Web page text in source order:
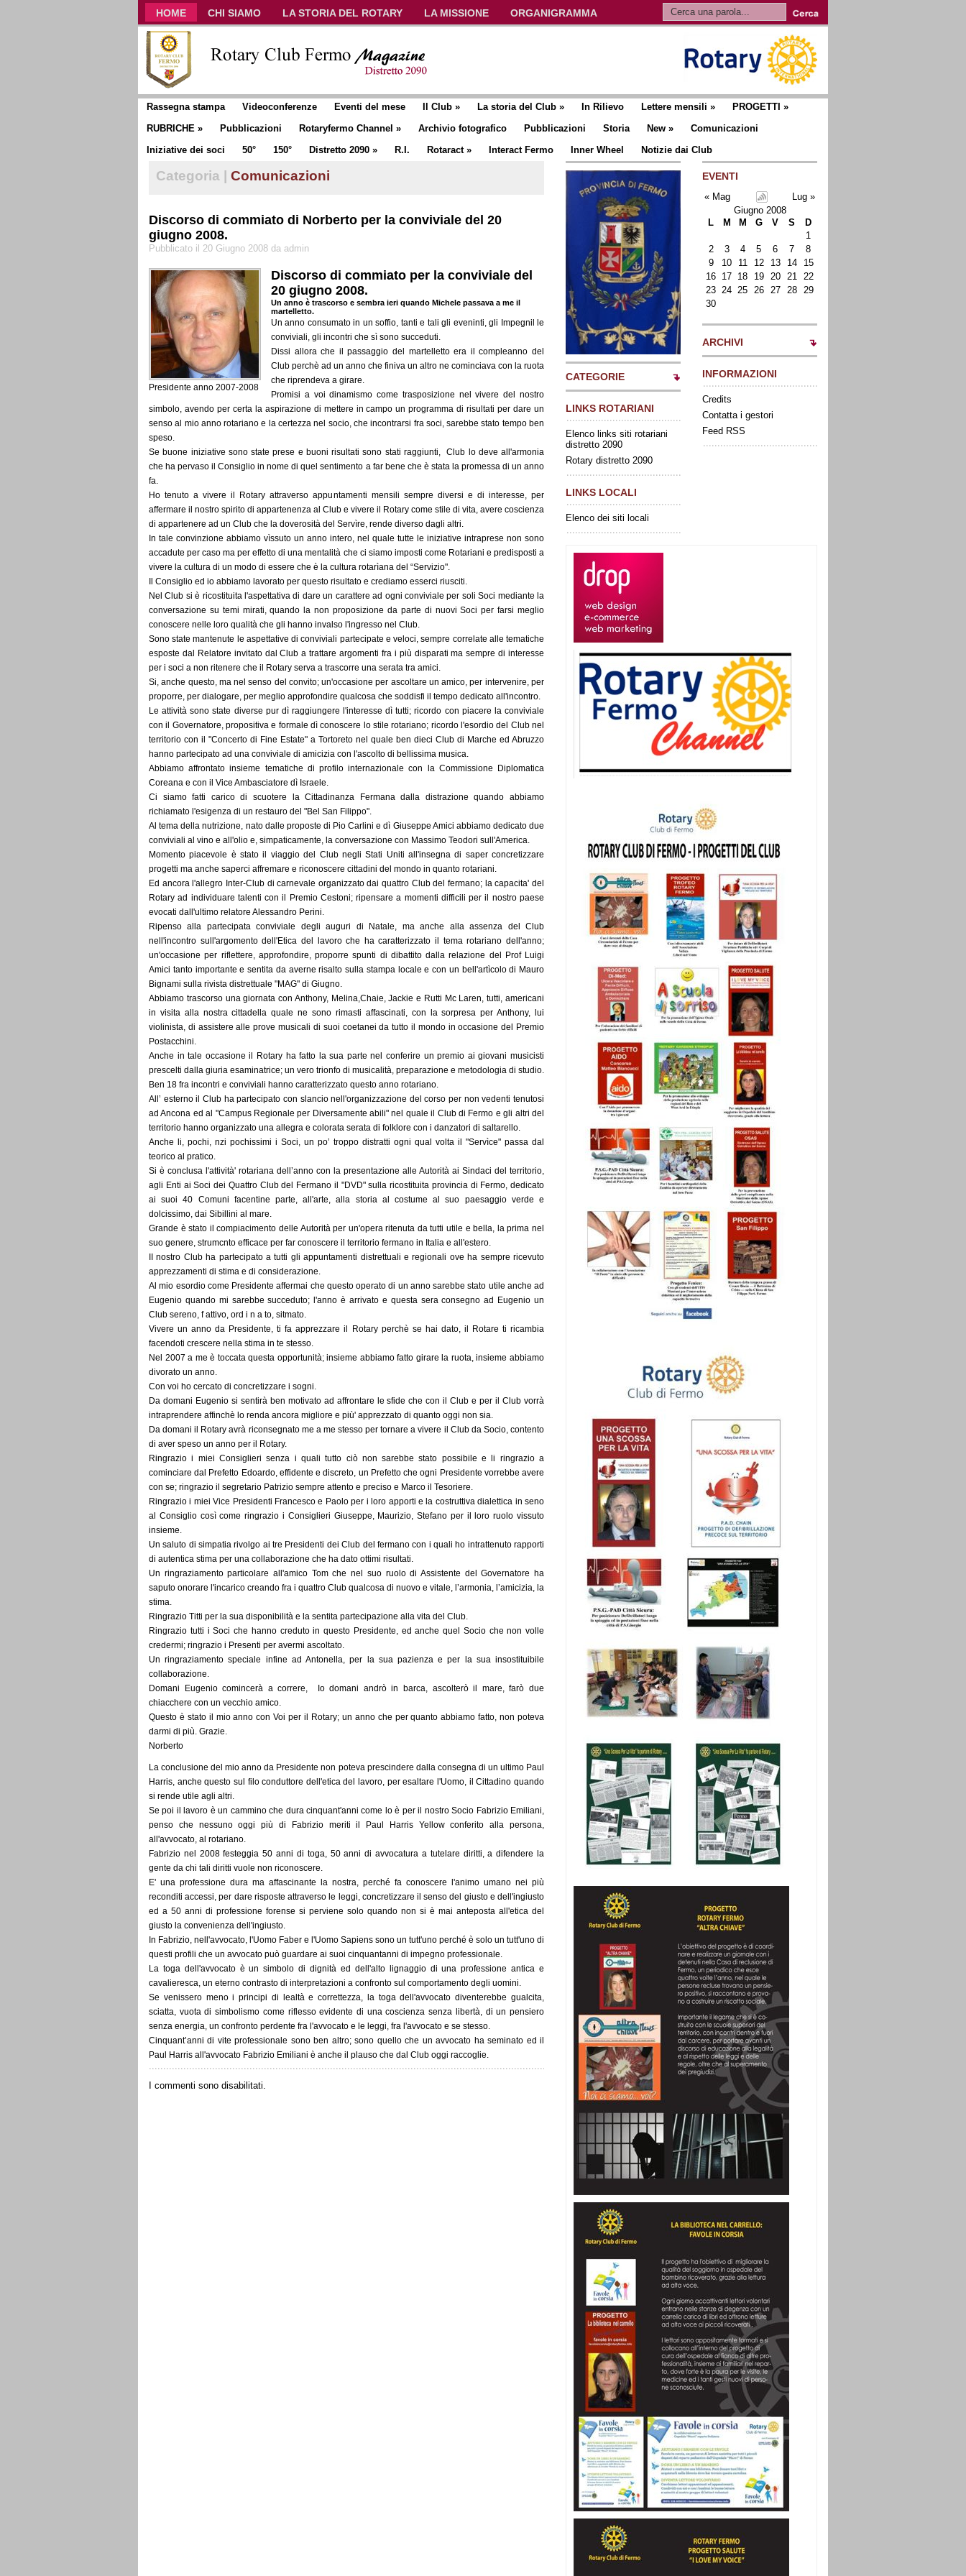
HOME CHI SIAMO LA STORIA DEL ROTARY LA MISSIONE
ORGANIGRAMMA
CLUB COMMUNICATOR
Rassegna stampa Videoconferenze Eventi del mese Il Club » La storia del Club » In Rilievo Lettere mensili » PROGETTI »
RUBRICHE » Pubblicazioni Rotaryfermo Channel » Archivio fotografico Pubblicazioni Storia New »
Comunicazioni
Iniziative dei soci
50° 150° Distretto 2090 » R.I. Rotaract» Interact Fermo Inner Wheel Notizie dai Club
Categoria | Comunicazioni
Discorso di commiato di Norberto per la conviviale del 20
giugno 2008.
Pubblicato il 20 Giugno 2008 da admin
Presidente anno 2007-2008
Discorso di commiato per la conviviale del
20 giugno 2008.
Un anno è trascorso e sembra ieri quando Michele passava a me il
martelletto.
Un anno consumato in un soffio, tanti e tali gli eveninti, gli Impegnil le
conviviali, gli incontri che sì sono succeduti.
Dissi allora che il passaggio del martelletto era il compleanno del
Club perchè ad un anno che finiva un altro ne cominciava con la ruota
che riprendeva a girare.
Promisi a voi dinamismo come trasposizione nel vivere del nostro
simbolo, avendo per certa la aspirazione di mettere in campo un programma di risultati per dare un
senso al mio anno rotariano e la certezza nel socio, che incontrarsi fra soci, sarebbe stato tempo ben
speso.
Se buone iniziative sono state prese e buoni risultati sono stati raggiunti, Club lo deve all'armonia
che ha pervaso il Consiglio in nome di quel sentimento a far bene che è stata la promessa di un anno
fa.
Ho tenuto a vivere il Rotary attraverso appuntamenti mensili sempre diversi e di interesse, per
affermare il nostro spirito di appartenenza al Club e vivere il Rotary come stile di vita, avere coscienza
di appartenere ad un Club che la doverosità del Servìre, rende diverso dagli altri.
In tale convinzione abbiamo vìssuto un anno intero, nel quale tutte le iniziative intraprese non sono
accadute per caso ma per effetto di una mentalità che ci siamo imposti come Rotariani e predisposti a
vivere la cultura di un modo di essere che è la cultura rotarìana del “Servizio".
Il Consiglio ed io abbiamo lavorato per questo risultato e crediamo esserci riusciti.
Nel Club si è ricostituita l'aspettativa di dare un carattere ad ogni conviviale per soli Soci mediante la
conversazione su temi mirati, quando la non proposizione da parte di nuovi Soci per farsi meglio
conoscere nelle loro qualità che gli hanno invalso l'ingresso nel Club.
Sono state mantenute le aspettative di conviviali partecipate e veloci, sempre correlate alle tematiche
esposte dal Relatore invitato dal Club a trattare argomenti fra i più disparati ma sempre di interesse
per i soci a non ritenere che il Rotary serva a trascorre una serata tra amici.
Si, anche questo, ma nel senso del convito; un'occasione per ascoltare un amico, per intervenire, per
proporre, per dialogare, per meglio approfondire qualcosa che soddisfi il tempo dedicato all'incontro.
Le attività sono state diverse pur dì raggiungere l'interesse dì tutti; ricordo con piacere la conviviale
con il Governatore, propositiva e formale dì conoscere lo stile rotariano; ricordo l'esordio del Club nel
territorio con il "Concerto di Fine Estate" a Tortoreto nel quale ben dieci Club di Marche ed Abruzzo
hanno partecipato ad una conviviale di amicizia con l'ascolto di bellissima musica.
Abbiamo affrontato insieme tematiche di profilo internazionale con la Commissione Diplomatica
Coreana e con il Vice Ambasciatore dì Israele.
Ci siamo fatti carico di scuotere la Cittadinanza Fermana dalla distrazione quando abbiamo
richiamato l'esigenza di un restauro del "Bel San Filippo".
Al tema della nutrizione, nato dalle proposte di Pio Carlini e dì Giuseppe Amici abbiamo dedicato due
conviviali al vino e all'olio e, simpaticamente, la conversazione con Massimo Teodori sull'America.
Momento piacevole è stato il viaggio del Club negli Stati Uniti all'insegna di saper concretizzare
progetti ma anche saperci affremare e riconoscere cittadini del mondo in quanto rotariani.
Ed ancora l'allegro Inter-Club di carnevale organizzato dai quattro Club del fermano; la capacita' del
Rotary ad individuare talenti con il Premio Cestoni; ripensare a momenti difficili per il nostro paese
evocati dall'ultimo relatore Alessandro Perini.
Ripenso alla partecipata conviviale degli auguri di Natale, ma anche alla assenza del Club
nell'incontro sull'argomento dell'Etica del lavoro che ha caratterizzato il tema rotariano dell'anno;
un'occasione per riflettere, approfondire, proporre spunti di dibattito dalla relazione del Prof Luigi
Amici tanto importante e sentita da averne risalto sulla stampa locale e con un bell'artìcolo di Mauro
Bignami sulla rivista distrettuale "MAG" di Giugno.
Abbiamo trascorso una giornata con Anthony, Melina,Chaie, Jackie e Rutti Mc Laren, tutti, americani
in visita alla nostra cittadella quale ne sono rimasti affascinati, con la sorpresa per Anthony, lui
violinista, di assistere alle prove musicali di suoi coetanei da tutto il mondo in occasione del Premio
Postacchini.
Anche in tale occasione il Rotary ha fatto la sua parte nel conferire un premio ai giovani musicisti
prescelti dalla giuria esaminatrice; un vero trionfo di musicalità, preparazione e metodologia di studio.
Ben 18 fra incontri e conviviali hanno caratterizzato questo anno rotariano.
All’ esterno il Club ha partecipato con slancio nell'organizzazione del corso per non vedenti tenutosi
ad Ancona ed al "Campus Regionale per Diversamente abili" nel quale il Club di Fermo e gli altri del
territorio hanno organizzato una allegra e colorata serata di folklore con i danzatori di saltarello.
Anche li, pochi, nzi pochissimi i Soci, un po’ troppo distratti ogni qual volta il "Servìce" passa dal
teorico al pratico.
Si è conclusa l'attività' rotariana dell’anno con la presentazione alle Autorità ai Sindaci del territorio,
agli Enti ai Soci dei Quattro Club del Fermano il "DVD" sulla ricostituita provincia di Fermo, dedicato
ai suoi 40 Comuni facentine parte, all'arte, alla storia al costume al suo paesaggio verde e
dolcissimo, dai Sibillini al mare.
Grande è stato il compiacimento delle Autorità per un'opera ritenuta da tutti utile e bella, la prima nel
suo genere, strumcnto efficace per far conoscere il territorio fermano in Italia e all'estero.
II nostro Club ha partecipato a tutti gli appuntamenti distrettuali e regionali ove ha sempre ricevuto
apprezzamenti di stima e di considerazione.
Al mio esordio come Presidente affermai che questo operato di un anno sarebbe stato utile anche ad
Eugenio quando mi sarebbe succeduto; l'anno è arrivato e questa sera consegno ad Eugenio un
Club sereno, f attivo, ord i n a to, sitmato.
Vivere un anno da Presidente, ti fa apprezzare il Rotary perchè se hai dato, il Rotare ti ricambia
facendoti crescere nella stima in te stesso.
Nel 2007 a me è toccata questa opportunità; insieme abbiamo fatto girare la ruota, insieme abbiamo
divorato un anno.
Con voi ho cercato di concretizzare i sogni.
Da domani Eugenio si sentirà ben motivato ad affrontare le sfide che con il Club e per il Club vorrà
intraprendere affinchè lo renda ancora migliore e più' apprezzato di quanto oggi non sia.
Da domani il Rotary avrà riconsegnato me a me stesso per tornare a vivere il Club da Socio, contento
di aver speso un anno per il Rotary.
Ringrazio i miei Consiglieri senza i quali tutto ciò non sarebbe stato possibile e li ringrazio a
cominciare dal Prefetto Edoardo, effidente e discreto, un Prefetto che ogni Presidente vorrebbe avere
con se; ringrazio il segretario Patrizio sempre attento e preciso e Marco il Tesoriere.
Ringrazio i miei Vice Presidenti Francesco e Paolo per i loro apporti e la costruttiva dialettica in seno
al Consiglio così come ringrazio i Consiglieri Giuseppe, Maurizio, Stefano per il loro ruolo vissuto
insieme.
Un saluto di simpatia rivolgo ai tre Presidenti dei Club del fermano con i quali ho intrattenuto rapporti
di autentica stima per una collaborazione che ha dato ottimi risultati.
Un ringraziamento particolare all'amico Tom che nel suo ruolo di Assistente del Governatore ha
saputo onorare l'incarico creando fra i quattro Club qualcosa di nuovo e vitale, l’armonia, l’amicizia, la
stima.
Ringrazio Titti per la sua disponibilità e la sentita partecipazione alla vita del Club.
Ringrazio tutti i Soci che hanno creduto in questo Presidente, ed anche quel Socio che non volle
credermi; ringrazio i Presenti per avermi ascoltato.
Un ringraziamento speciale infine ad Antonella, per la sua pazienza e per la sua insostituibile
collaborazione.
Domani Eugenio comincerà a correre, Io domani andrò in barca, ascolterò il mare, farò due
chiacchere con un vecchio amico.
Questo è stato il mio anno con Voi per il Rotary; un anno che per quanto abbiamo fatto, non poteva
darmi di più. Grazie.
Norberto
La conclusione del mio anno da Presidente non poteva prescindere dalla consegna di un ultimo Paul
Harris, anche questo sul filo conduttore dell'etica del lavoro, per esaltare l'Uomo, il Cittadino quando
si rende utile agli altri.
Se poi il lavoro è un cammino che dura cinquant'anni come lo è per il nostro Socio Fabrizio Emiliani,
penso che nessuno oggi più di Fabrizio meriti il Paul Harris Yellow conferito alla persona,
all'avvocato, al rotariano.
Fabrizio nel 2008 festeggia 50 anni di toga, 50 anni di avvocatura a tutelare diritti, a difendere la
gente da chi tali diritti vuole non riconoscere.
E' una professione dura ma affascinante la nostra, perché fa conoscere l'animo umano nei più
reconditi accessi, per dare risposte attraverso le leggi, concretizzare il senso del giusto e dell'ingiusto
ed a 50 anni di professione forense si perviene solo quando non si è mai anteposta all'etica del
giusto la convenienza dell'ingiusto.
In Fabrizio, nell'avvocato, l'Uomo Faber e l'Uomo Sapiens sono un tutt'uno perché è solo un tutt'uno di
questi profili che un avvocato può guardare ai suoi cinquantanni di impegno professionale.
La toga dell'avvocato è un simbolo di dignità ed dell'alto lignaggio di una professione antica e
cavalieresca, un eterno contrasto di interpretazioni a confronto sul comportamento degli uomini.
Se venissero meno i principi di lealtà e correttezza, la toga dell'avvocato diventerebbe gualcita,
sciatta, vuota di simbolismo come riflesso evidente di una coscienza senza libertà, di un pensiero
senza energia, un confronto perdente fra l'avvocato e le leggi, fra l'avvocato e se stesso.
Cinquant’anni di vite professionale sono ben altro; sono quello che un avvocato ha seminato ed il
Paul Harris all'avvocato Fabrizio Emiliani è anche il plauso che dal Club oggi raccoglie.
I commenti sono disabilitati.
CATEGORIE
LINKS ROTARIANI
Elenco links siti rotariani
distretto 2090
Rotary distretto 2090
LINKS LOCALI
Elenco dei siti locali
EVENTI
« Mag
Lug »
Giugno 2008
L
M M G V S
D
1
2
3 4 5 6 7
8
9
10 11 12 13 14
15
16 17 18 19 20 21
22
23 24 25 26 27 28
29
30
ARCHIVI
INFORMAZIONI
Credits
Contatta i gestori
Feed RSS